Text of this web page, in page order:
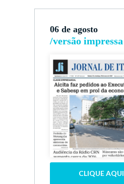
06 de agosto
/versão impressa
CLIQUE AQUI